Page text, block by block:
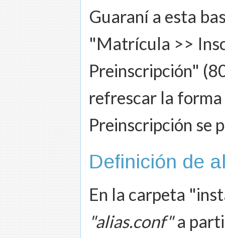
Guaraní a esta
"Matrícula >>
Preinscripción"
refrescar la
Preinscripción se
Definición de
En la carpeta
"alias.conf"a